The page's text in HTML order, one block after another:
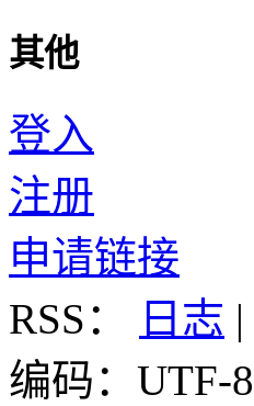
其他
登入
注册
申请链接
RSS：
日志 |
编码：UTF-8